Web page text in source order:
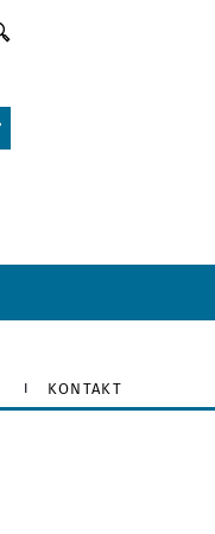
KONTAKT